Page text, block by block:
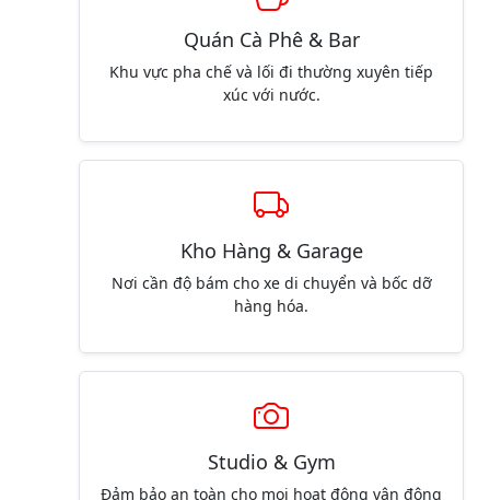
Quán Cà Phê & Bar
Khu vực pha chế và lối đi thường xuyên tiếp
xúc với nước.
Kho Hàng & Garage
Nơi cần độ bám cho xe di chuyển và bốc dỡ
hàng hóa.
Studio & Gym
Đảm bảo an toàn cho mọi hoạt động vận động